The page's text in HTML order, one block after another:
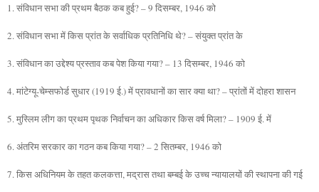
1. संविधान सभा की प्रथम बैठक कब हुई? – 9 दिसम्बर, 1946 को
2. संविधान सभा में किस प्रांत के सर्वाधिक प्रतिनिधि थे? – संयुक्त प्रांत के
3. संविधान का उद्देश्य प्रस्ताव कब पेश किया गया? – 13 दिसम्बर, 1946 को
4. मांटेग्यू-चेम्सफोर्ड सुधार (1919 ई.) में प्रावधानों का सार क्या था? – प्रांतों में दोहरा शासन
5. मुस्लिम लीग का प्रथम पृथक निर्वाचन का अधिकार किस वर्ष मिला? – 1909 ई. में
6. अंतरिम सरकार का गठन कब किया गया? – 2 सितम्बर, 1946 को
7. किस अधिनियम के तहत कलकत्ता, मद्रास तथा बम्बई के उच्च न्यायालयों की स्थापना की गई